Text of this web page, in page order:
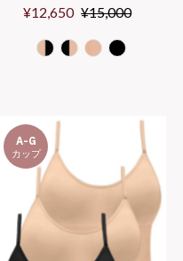
Sale
¥12,650 Regular
¥15,000
A-G
カップ